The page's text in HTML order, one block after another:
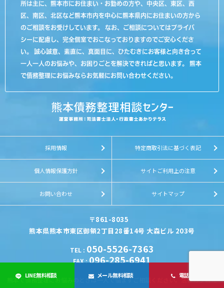
所は主に、熊本市にお住まい・お勤めの方や、中央区、東区、西
区、南区、北区など熊本市内を中心に熊本県内にお住まいの方から
のご相談をお受けしています。 なお、ご相談についてはプライバ
シーに配慮し、完全個室でおこなっておりますのでご安心くださ
い。 誠心誠意、素直に、真面目に、ひたむきにお客様と向き合って
一人一人のお悩みや、お困りごとを解決できればと思います。 熊本
で債務整理にお悩みならお気軽にお問い合わせください。
採用情報 特定商取引法に基づく表記
個人情報保護方針 サイトご利用上の注意
お問い合わせ サイトマップ
〒861-8035
熊本県熊本市東区御領2丁目28番14号 大森ビル 203号
TEL : 050-5526-7363
FAX:096-285-6941
熊本で債務整理にお悩みのときは一人で悩まずご相談ください。法律のプロた
LINE無料相談 メール無料相談 電話相談